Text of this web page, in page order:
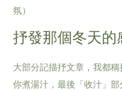
氛）
抒發那個冬天的
大部分記描抒文章，我都
你煮湯汁，最後「收汁」